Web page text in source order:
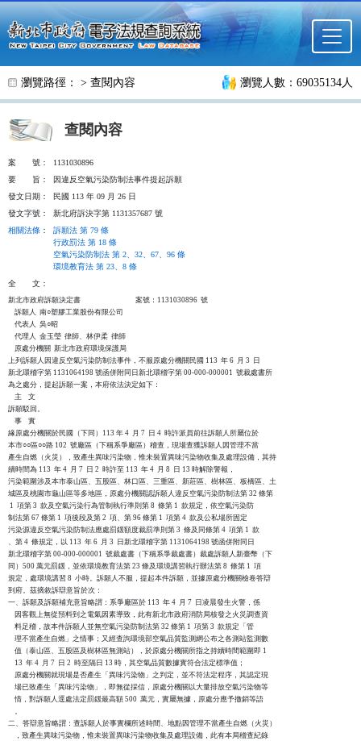
跳至主要內容
瀏覽路徑： > 查閱內容 瀏覽人數：69035134人
查閱內容
案 號：
1131030896
要
旨：
因違反空氣污染防制法事件提起訴願
發文日期：
民國 113 年 09 月 26 日
發文字號：
新北府訴決字第 1131357687 號
相關法條 ：
訴願法 第 79 條
行政罰法 第 18 條
空氣污染防制法 第 2、32、67、96 條
環境教育法 第 23、8 條
全
文：
新北市政府訴願決定書                                  案號：1131030896  號
    訴願人  南○塑膠工業股份有限公司
    代表人  吳○昭
    代理人  金玉瑩  律師、林伊柔  律師
    原處分機關  新北市政府環境保護局
上列訴願人因違反空氣污染防制法事件，不服原處分機關民國 113  年 6  月 3  日
新北環稽字第 1131064198 號函併附同日新北環稽字第 00-000-000001  號裁處書所
為之處分，提起訴願一案，本府依法決定如下：
    主    文
訴願駁回。
    事    實
緣原處分機關於民國（下同）113 年 4  月 7  日 4  時許派員前往訴願人所屬位於
本市○○區○○路 102  號廠區（下稱系爭廠區）稽查，現場查獲訴願人因管理不當
產生自燃（火災），致產生異味污染物，惟未裝置異味污染物收集及處理設備，其持
續時間為 113  年 4  月 7  日 2  時許至 113  年 4  月 8  日 13 時解除警報，
污染範圍涉及本市泰山區、五股區、林口區、三重區、新莊區、樹林區、板橋區、土
城區及桃園市龜山區等多地區，原處分機關認訴願人違反空氣污染防制法第 32 條第
1  項第 3  款及空氣污染行為管制執行準則第 8  條第 1  款規定，依空氣污染防
制法第 67 條第 1  項後段及第 2  項、第 96 條第 1  項第 4  款及公私場所固定
污染源違反空氣污染防制法應處罰鍰額度裁罰準則第 3  條及同條第 4  項第 1  款
、第 4  條規定，以 113  年 6  月 3  日新北環稽字第 1131064198 號函併附同日
新北環稽字第 00-000-000001  號裁處書（下稱系爭裁處書）裁處訴願人新臺幣（下
同）500 萬元罰鍰，並依環境教育法第 23 條及環境講習執行辦法第 8  條第 1  項
規定，處環境講習 8  小時。訴願人不服，提起本件訴願，並據原處分機關檢卷答辯
到府。茲摘敘訴辯意旨於次：
一、訴願及訴願補充意旨略謂：系爭廠區於 113  年 4  月 7  日凌晨發生火警，係
    因客觀上無從預料到之電氣因素導致，此有新北市政府消防局核發之火災調查資
    料足稽，故本件訴願人並無空氣污染防制法第 32 條第 1  項第 3  款規定「管
    理不當產生自燃」之情事；又經查詢環境部空氣品質監測網公布之各測站監測數
    值（泰山區、五股區及樹林區無測站），於原處分機關所指之持續時間範圍即 1
    13  年 4  月 7  日 2  時至隔日 13 時，其空氣品質數據實符合法定標準值；
    原處分機關就現場是否產生「異味污染物」之判定，並不符法定程序，其認定現
    場已致產生「異味污染物」，即無從採信，原處分機關以大量排放空氣污染物等
    情，對訴願人逕處法定罰鍰最高額 500  萬元，實屬無據，原處分應予撤銷等語
    。
二、答辯意旨略謂：查訴願人於事實欄所述時間、地點因管理不當產生自燃（火災）
    ，致產生異味污染物，惟未裝置異味污染物收集及處理設備，此有本局稽查紀錄